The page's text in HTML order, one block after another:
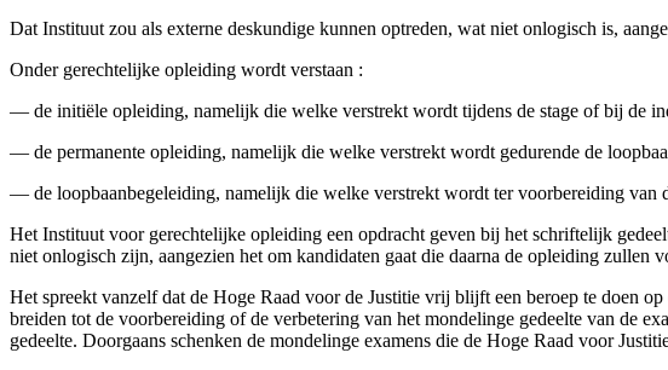
Dat Instituut zou als externe deskundige kunnen optreden, wat niet onlogisch is,
Onder gerechtelijke opleiding wordt verstaan :
— de initiële opleiding, namelijk die welke verstrekt wordt tijdens de stage of bij de
— de permanente opleiding, namelijk die welke verstrekt wordt gedurende de
— de loopbaanbegeleiding, namelijk die welke verstrekt wordt ter voorbereiding van
Het Instituut voor gerechtelijke opleiding een opdracht geven bij het schriftelijk
niet onlogisch zijn, aangezien het om kandidaten gaat die daarna de opleiding zullen
Het spreekt vanzelf dat de Hoge Raad voor de Justitie vrij blijft een beroep te doen
breiden tot de voorbereiding of de verbetering van het mondelinge gedeelte van de
gedeelte. Doorgaans schenken de mondelinge examens die de Hoge Raad voor